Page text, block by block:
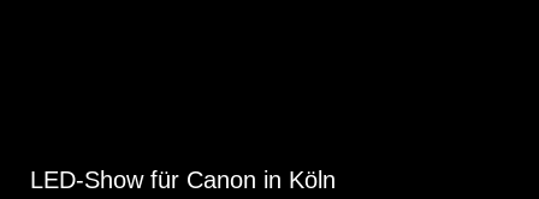
LED-Show für Canon in Köln